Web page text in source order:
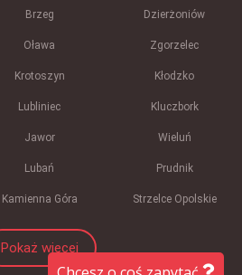
Brzeg Dzierżoniów
Oława Zgorzelec
Krotoszyn Kłodzko
Lubliniec Kluczbork
Jawor Wieluń
Lubań Prudnik
Kamienna Góra Strzelce Opolskie
Pokaż więcej